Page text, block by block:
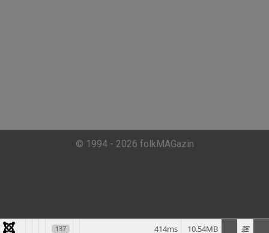
© 1994 - 2026 folkMAGazin
137 10.54MB
414ms